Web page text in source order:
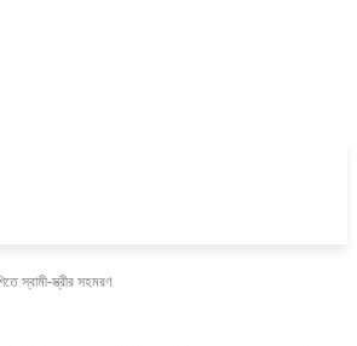
স্বামী-স্ত্রীর সহমরণ